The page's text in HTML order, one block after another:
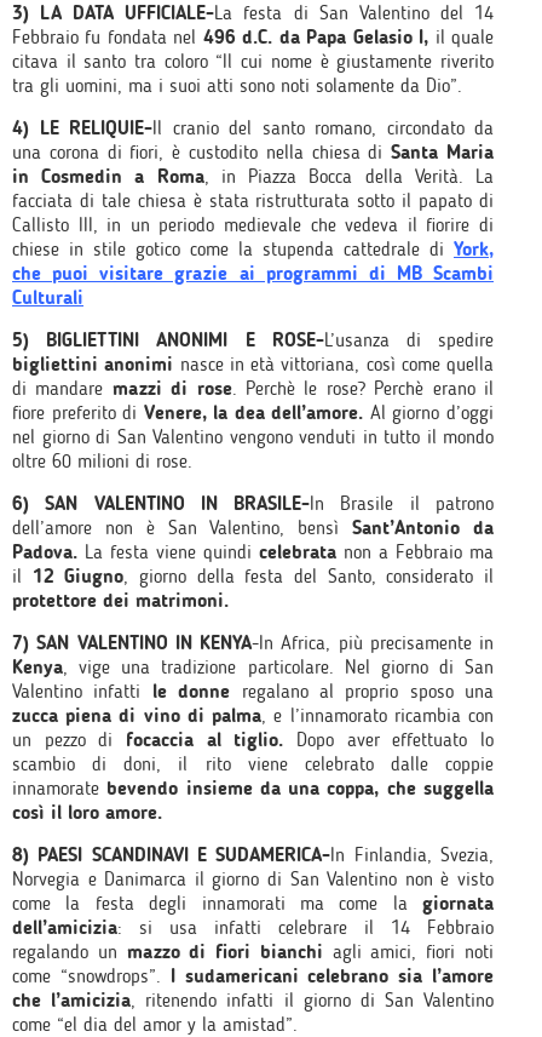
3) LA DATA UFFICIALE-La festa di San Valentino del 14
Febbraio fu fondata nel 496 d.C. da Papa Gelasio I, il quale
citava il santo tra coloro “Il cui nome è giustamente riverito
tra gli uomini, ma i suoi atti sono noti solamente da Dio”.
4) LE RELIQUIE-Il cranio del santo romano, circondato da
una corona di fiori, è custodito nella chiesa diSanta Maria
in Cosmedin a Roma, in Piazza Bocca della Verità. La
facciata di tale chiesa è stata ristrutturata sotto il papato di
Callisto III, in un periodo medievale che vedeva il fiorire di
chiese in stile gotico come la stupenda cattedrale di York,
che puoi visitare grazie ai programmi di MB Scambi
Culturali
5) BIGLIETTINI ANONIMI E ROSE-L’usanza di spedire
bigliettini anonimi nasce in età vittoriana, così come quella
di mandare mazzi di rose. Perchè le rose? Perchè erano il
fiore preferito di Venere, la dea dell’amore. Al giorno d’oggi
nel giorno di San Valentino vengono venduti in tutto il mondo
oltre 60 milioni di rose.
6) SAN VALENTINO IN BRASILE-In Brasile il patrono
dell’amore non è San Valentino, bensìSant’Antonio da
Padova. La festa viene quindi celebrata non a Febbraio ma
il 12 Giugno, giorno della festa del Santo, considerato il
protettore dei matrimoni.
7) SAN VALENTINO IN KENYA-In Africa, più precisamente in
Kenya, vige una tradizione particolare. Nel giorno di San
Valentino infatti le donne regalano al proprio sposo una
zucca piena di vino di palma, e l’innamorato ricambia con
un pezzo di focaccia al tiglio. Dopo aver effettuato lo
scambio di doni, il rito viene celebrato dalle coppie
innamorate bevendo insieme da una coppa, che suggella
così il loro amore.
8) PAESI SCANDINAVI E SUDAMERICA-In Finlandia, Svezia,
Norvegia e Danimarca il giorno di San Valentino non è visto
come la festa degli innamorati ma come la giornata
dell’amicizia: si usa infatti celebrare il 14 Febbraio
regalando un mazzo di fiori bianchi agli amici, fiori noti
come “snowdrops”. I sudamericani celebrano sia l’amore
che l’amicizia, ritenendo infatti il giorno di San Valentino
come “el dia del amor y la amistad”.